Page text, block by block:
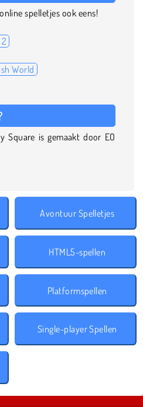
spelletjes ook eens!
World
Square is gemaakt door EO
Avontuur Spelletjes
HTML5-spellen
Platformspellen
Single-player Spellen